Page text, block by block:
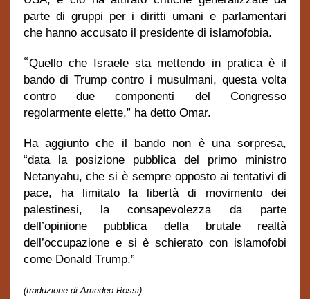
parte di gruppi per i diritti umani e parlamentari
che hanno accusato il presidente di islamofobia.
“Quello che Israele sta mettendo in pratica è il
bando di Trump contro i musulmani, questa volta
contro due componenti del Congresso
regolarmente elette,” ha detto Omar.
Ha aggiunto che il bando non è una sorpresa,
“data la posizione pubblica del primo ministro
Netanyahu, che si è sempre opposto ai tentativi di
pace, ha limitato la libertà di movimento dei
palestinesi, la consapevolezza da parte
dell’opinione pubblica della brutale realtà
dell’occupazione e si è schierato con islamofobi
come Donald Trump.”
(traduzione di Amedeo Rossi)